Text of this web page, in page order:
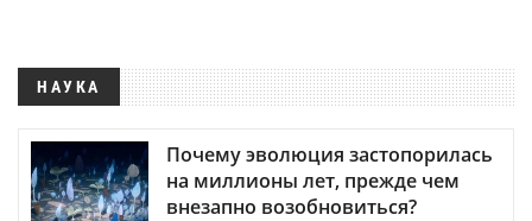
НАУКА
Почему эволюция застопорилась
на миллионы лет, прежде чем
внезапно возобновиться?